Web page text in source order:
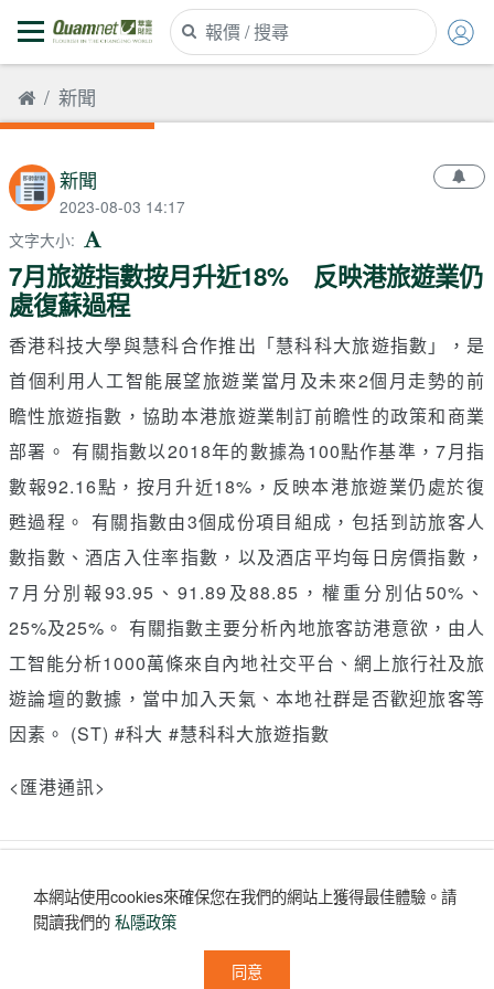
新聞
新聞
2023-08-03 14:17
文字大小:
7月旅遊指數按月升近18% 反映港旅遊業仍
處復蘇過程
香港科技大學與慧科合作推出「慧科科大旅遊指數」，是
首個利用人工智能展望旅遊業當月及未來2個月走勢的前
瞻性旅遊指數，協助本港旅遊業制訂前瞻性的政策和商業
部署。 有關指數以2018年的數據為100點作基準，7月指
數報92.16點，按月升近18%，反映本港旅遊業仍處於復
甦過程。 有關指數由3個成份項目組成，包括到訪旅客人
數指數、酒店入住率指數，以及酒店平均每日房價指數，
7月分別報93.95、91.89及88.85，權重分別佔50%、
25%及25%。 有關指數主要分析內地旅客訪港意欲，由人
工智能分析1000萬條來自內地社交平台、網上旅行社及旅
遊論壇的數據，當中加入天氣、本地社群是否歡迎旅客等
因素。 (ST) #科大 #慧科科大旅遊指數
<匯港通訊>
評論 (0)
沒有評論
本網站使用cookies來確保您在我們的網站上獲得最佳體驗。請
閱讀我們的私隱政策
同意